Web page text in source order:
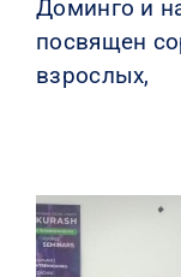
Доминго и
посвящен
взрослых,